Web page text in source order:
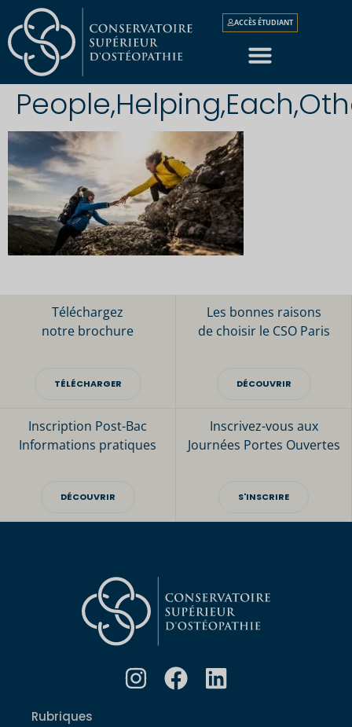
ACCÈS ÉTUDIANT
Téléchargez
notre brochure
TÉLÉCHARGER
Les bonnes raisons
de choisir le CSO Paris
DÉCOUVRIR
Inscription Post-Bac
Informations pratiques
DÉCOUVRIR
Inscrivez-vous aux
Journées Portes Ouvertes
S'INSCRIRE
Rubriques